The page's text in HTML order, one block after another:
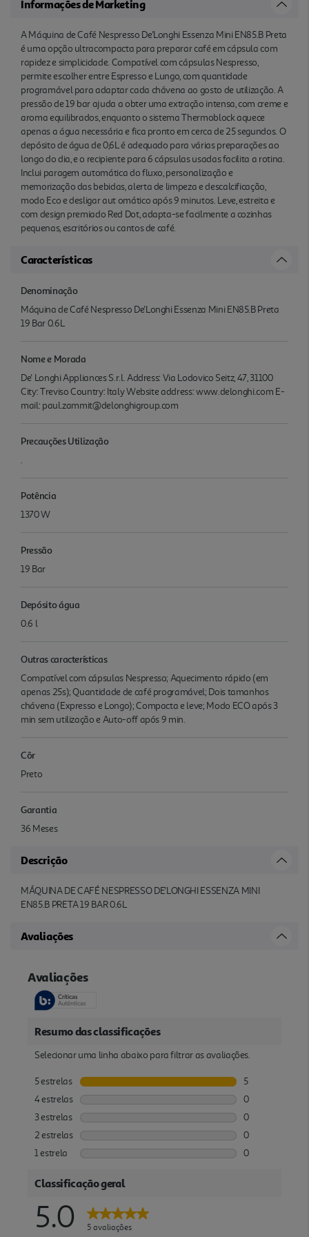
Informações de Marketing
A Máquina de Café Nespresso De'Longhi Essenza Mini EN85.B Preta
é uma opção ultracompacta para preparar café em cápsula com
rapidez e simplicidade. Compatível com cápsulas Nespresso,
permite escolher entre Espresso e Lungo, com quantidade
programável para adaptar cada chávena ao gosto de utilização. A
pressão de 19 bar ajuda a obter uma extração intensa, com creme e
aroma equilibrados, enquanto o sistema Thermoblock aquece
apenas a água necessária e fica pronto em cerca de 25 segundos. O
depósito de água de 0,6L é adequado para várias preparações ao
longo do dia, e o recipiente para 6 cápsulas usadas facilita a rotina.
Inclui paragem automática do fluxo, personalização e
memorização das bebidas, alerta de limpeza e descalcificação,
modo Eco e desligar aut omático após 9 minutos. Leve, estreita e
com design premiado Red Dot, adapta-se facilmente a cozinhas
pequenas, escritórios ou cantos de café.
Características
Denominação
Máquina de Café Nespresso De'Longhi Essenza Mini EN85.B Preta
19 Bar 0.6L
Nome e Morada
De' Longhi Appliances S.r.l. Address: Via Lodovico Seitz, 47, 31100
City: Treviso Country: Italy Website address: www.delonghi.com E-
mail: paul.zammit@delonghigroup.com
Precauções Utilização
.
Potência
1370 W
Pressão
19 Bar
Depósito água
0.6 l
Outras características
Compatível com cápsulas Nespresso; Aquecimento rápido (em
apenas 25s); Quantidade de café programável; Dois tamanhos
chávena (Expresso e Longo); Compacta e leve; Modo ECO após 3
min sem utilização e Auto-off após 9 min.
Côr
Preto
Garantia
36 Meses
Descrição
MÁQUINA DE CAFÉ NESPRESSO DE'LONGHI ESSENZA MINI
EN85.B PRETA 19 BAR 0.6L
Avaliações